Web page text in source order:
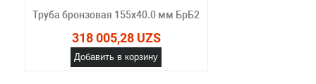
Труба бронзовая 155х40.0 мм БрБ2
318 005,28 UZS
Добавить в корзину